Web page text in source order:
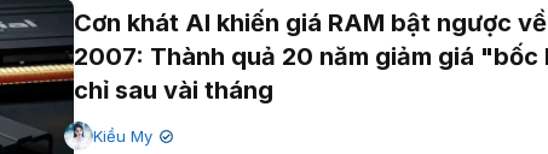
Cơn khát AI khiến giá RAM bật ngược
2007: Thành quả 20 năm giảm giá "bốc
chỉ sau vài tháng
Kiều My ✔